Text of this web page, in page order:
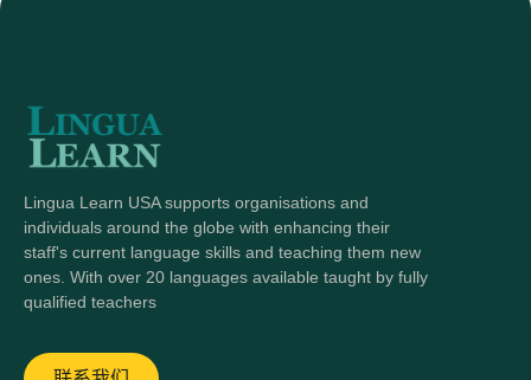
Lingua Learn USA supports organisations and
individuals around the globe with enhancing their
staff's current language skills and teaching them new
ones. With over 20 languages available taught by fully
qualified teachers